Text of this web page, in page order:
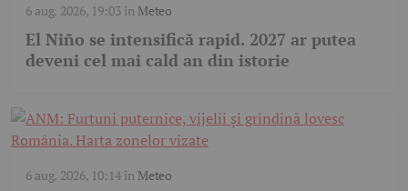
6 aug. 2026, 19:03în Meteo
El Niño se intensifică rapid. 2027 ar putea
deveni cel mai cald an din istorie
6 aug. 2026, 10:14în Meteo